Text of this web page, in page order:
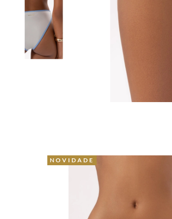
41% OFF